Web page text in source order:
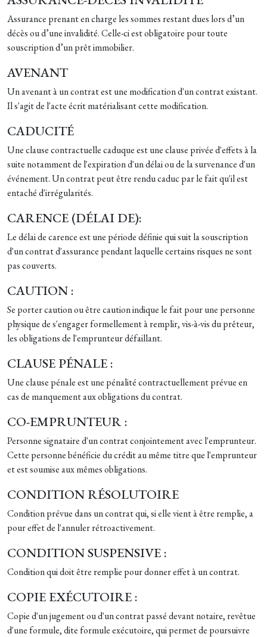
Assurance prenant en charge les sommes restant dues lors d’un
décès ou d’une invalidité. Celle-ci est obligatoire pour toute
souscription d’un prêt immobilier.
AVENANT
Un avenant à un contrat est une modification d'un contrat existant.
Il s'agit de l'acte écrit matérialisant cette modification.
CADUCITÉ
Une clause contractuelle caduque est une clause privée d'effets à la
suite notamment de l'expiration d'un délai ou de la survenance d'un
événement. Un contrat peut être rendu caduc par le fait qu'il est
entaché d'irrégularités.
CARENCE (DÉLAI DE):
Le délai de carence est une période définie qui suit la souscription
d'un contrat d'assurance pendant laquelle certains risques ne sont
pas couverts.
CAUTION :
Se porter caution ou être caution indique le fait pour une personne
physique de s'engager formellement à remplir, vis-à-vis du prêteur,
les obligations de l'emprunteur défaillant.
CLAUSE PÉNALE :
Une clause pénale est une pénalité contractuellement prévue en
cas de manquement aux obligations du contrat.
CO-EMPRUNTEUR :
Personne signataire d'un contrat conjointement avec l'emprunteur.
Cette personne bénéficie du crédit au même titre que l'emprunteur
et est soumise aux mêmes obligations.
CONDITION RÉSOLUTOIRE
Condition prévue dans un contrat qui, si elle vient à être remplie, a
pour effet de l'annuler rétroactivement.
CONDITION SUSPENSIVE :
Condition qui doit être remplie pour donner effet à un contrat.
COPIE EXÉCUTOIRE :
Copie d'un jugement ou d'un contrat passé devant notaire, revêtue
d'une formule, dite formule exécutoire, qui permet de poursuivre